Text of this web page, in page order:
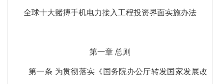
全球十大赌搏手机电力接入工程投资界面实施办法
第一章 总则
第一条 为贯彻落实《国务院办公厅转发国家发展改